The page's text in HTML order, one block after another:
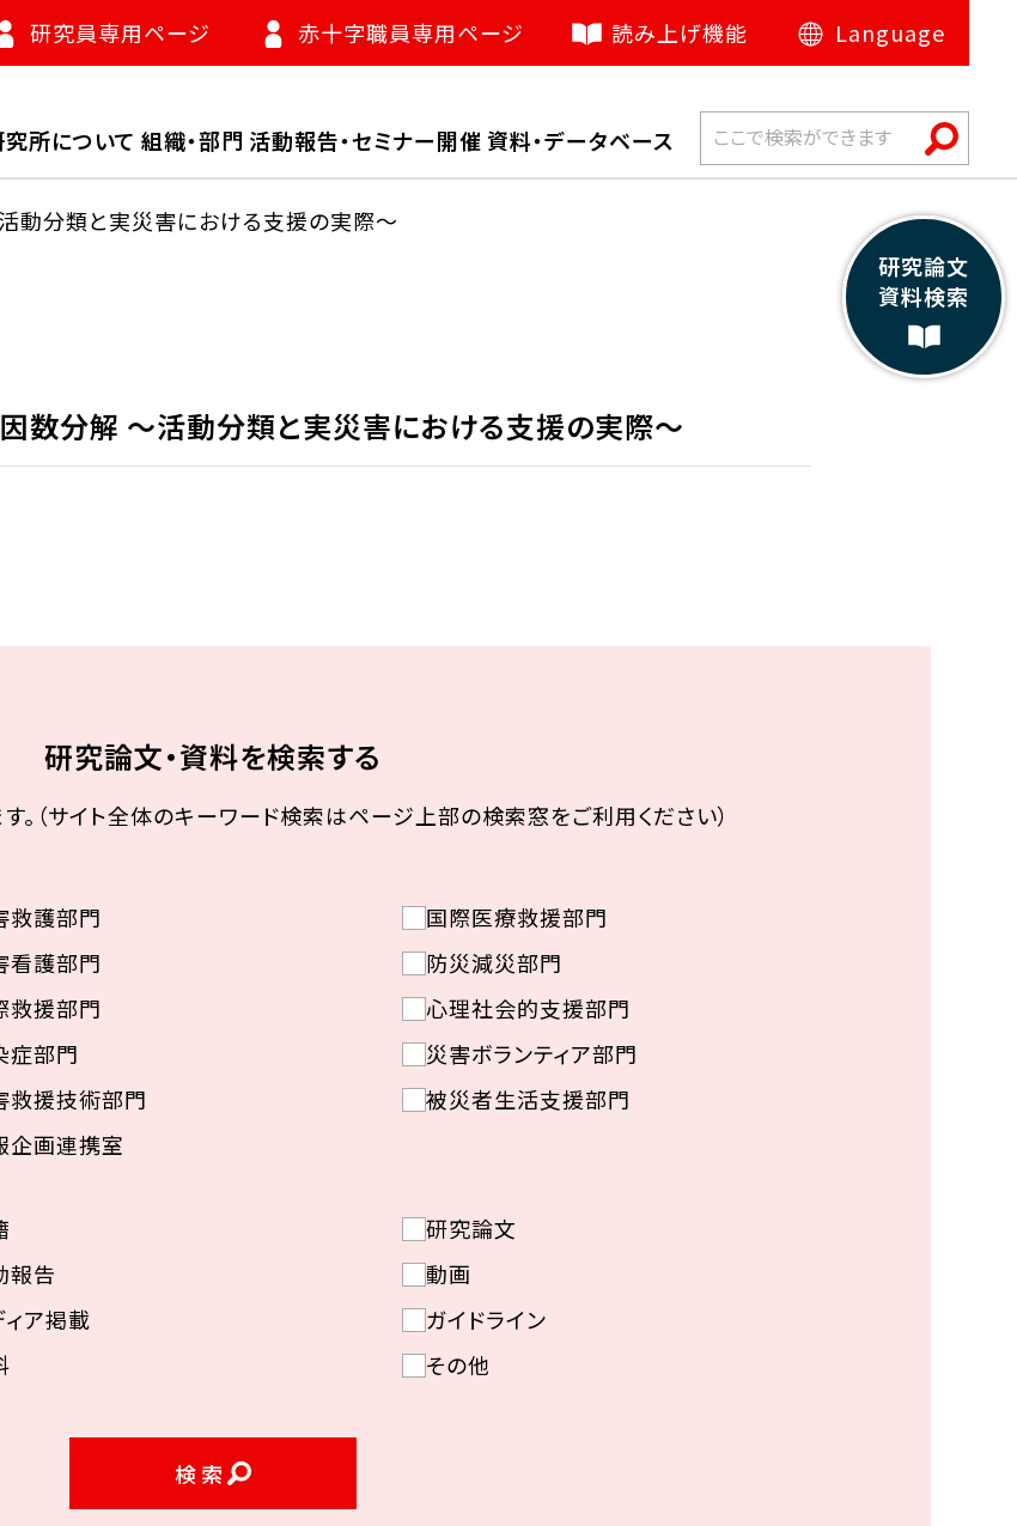
所について 組織・部門 活動報告・セミナー開催資料・データベース
研究員専用ページ 赤十字職員専用ページ 読み上げ機能 Language
English
français
русский язык
español
Bahasa Indonesia
動分類と実災害における支援の実際～
数分解 ～活動分類と実災害における支援の実際～
研究論文・資料を検索する
。（サイト全体のキーワード検索はページ上部の検索窓をご利用ください）
救護部門
国際医療救援部門
看護部門
防災減災部門
救援部門
心理社会的支援部門
症部門
災害ボランティア部門
救援技術部門
被災者生活支援部門
企画連携室
研究論文
報告
動画
ィア掲載
ガイドライン
その他
検索
研究論文
資料検索